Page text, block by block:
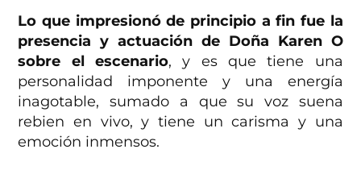
Lo que impresionó de principio a fin fue la
presencia y actuación de Doña Karen O
sobre el escenario, y es que tiene una
personalidad imponente y una energía
inagotable, sumado a que su voz suena
rebien en vivo, y tiene un carisma y una
emoción inmensos.